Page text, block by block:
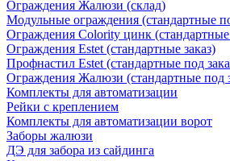
Ограждения Жалюзи (склад)
Модульные ограждения (стандартные
Ограждения Colority цинк (стандартные
Ограждения Estet (стандартные заказ)
Профнастил Estet (стандартные под
Ограждения Жалюзи (стандартные под
Комплекты для автоматизации
Рейки с креплением
Комплекты для автоматизации ворот
Заборы жалюзи
ДЭ для забора из сайдинга